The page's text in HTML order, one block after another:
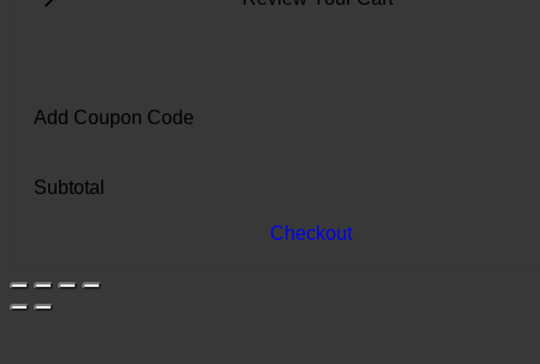
Add Coupon Code
Subtotal
Checkout